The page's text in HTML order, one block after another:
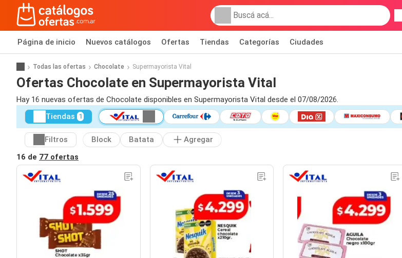
Página de inicio Nuevos catálogos Ofertas Tiendas Categorías Ciudades
Todas las ofertas Chocolate Supermayorista Vital
Ofertas Chocolate en Supermayorista Vital
Hay 16 nuevas ofertas de Chocolate disponibles en Supermayorista Vital desde el 07/08/2026.
Tiendas 1
Filtros Block Batata
Agregar
16 de 77 ofertas